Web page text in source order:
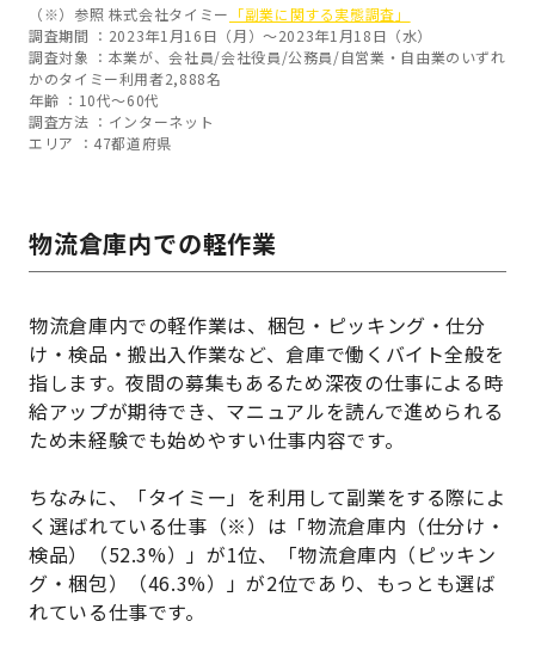
（※）参照 株式会社タイミー 「副業に関する実態調査」
調査期間 ：2023年1月16日（月）～2023年1月18日（水）
調査対象 ：本業が、会社員/会社役員/公務員/自営業・自由業のいずれ
かのタイミー利用者2,888名
年齢 ：10代～60代
調査方法 ：インターネット
エリア ：47都道府県
物流倉庫内での軽作業
物流倉庫内での軽作業は、梱包・ピッキング・仕分
け・検品・搬出入作業など、倉庫で働くバイト全般を
指します。夜間の募集もあるため深夜の仕事による時
給アップが期待でき、マニュアルを読んで進められる
ため未経験でも始めやすい仕事内容です。
ちなみに、「タイミー」を利用して副業をする際によ
く選ばれている仕事（※）は「物流倉庫内（仕分け・
検品）（52.3%）」が1位、「物流倉庫内（ピッキン
グ・梱包）（46.3%）」が2位であり、もっとも選ば
れている仕事です。